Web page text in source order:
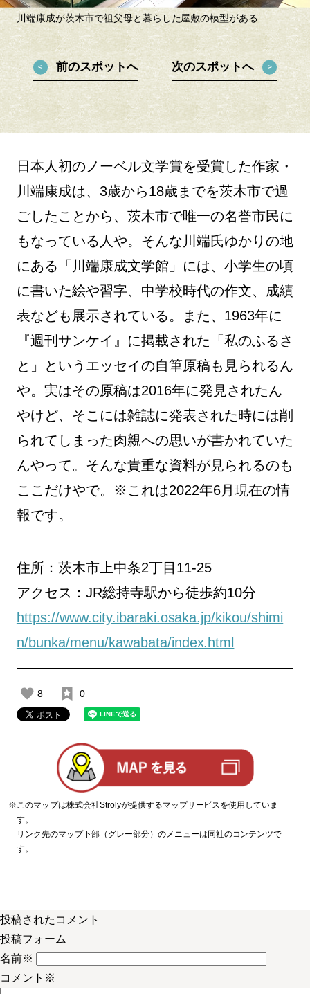
川端康成が茨木市で祖父母と暮らした屋敷の模型がある
前のスポットへ 次のスポットへ
日本人初のノーベル文学賞を受賞した作家・
川端康成は、3歳から18歳までを茨木市で過
ごしたことから、茨木市で唯一の名誉市民に
もなっている人や。そんな川端氏ゆかりの地
にある「川端康成文学館」には、小学生の頃
に書いた絵や習字、中学校時代の作文、成績
表なども展示されている。また、1963年に
『週刊サンケイ』に掲載された「私のふるさ
と」というエッセイの自筆原稿も見られるん
や。実はその原稿は2016年に発見されたん
やけど、そこには雑誌に発表された時には削
られてしまった肉親への思いが書かれていた
んやって。そんな貴重な資料が見られるのも
ここだけやで。※これは2022年6月現在の情
報です。
住所：茨木市上中条2丁目11-25
アクセス：JR総持寺駅から徒歩約10分
https://www.city.ibaraki.osaka.jp/kikou/shimi
n/bunka/menu/kawabata/index.html
8 0
※このマップは株式会社Strolyが提供するマップサービスを使用していま
す。
リンク先のマップ下部（グレー部分）のメニューは同社のコンテンツで
す。
投稿されたコメント
投稿フォーム
名前※
コメント ※